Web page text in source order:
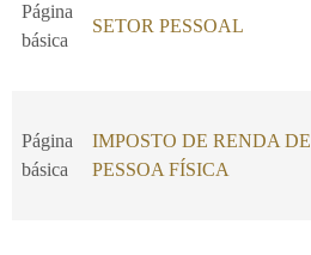
Página
básica
SETOR PESSOAL
Página
básica
IMPOSTO DE RENDA DE
PESSOA FÍSICA